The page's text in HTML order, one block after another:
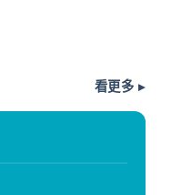
看更多 ▸